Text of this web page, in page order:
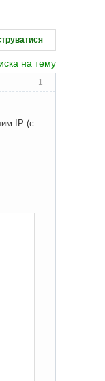
на тему
1
IP (є